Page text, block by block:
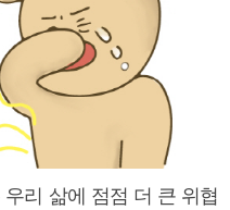
우리 삶에 점점 더 큰 위협